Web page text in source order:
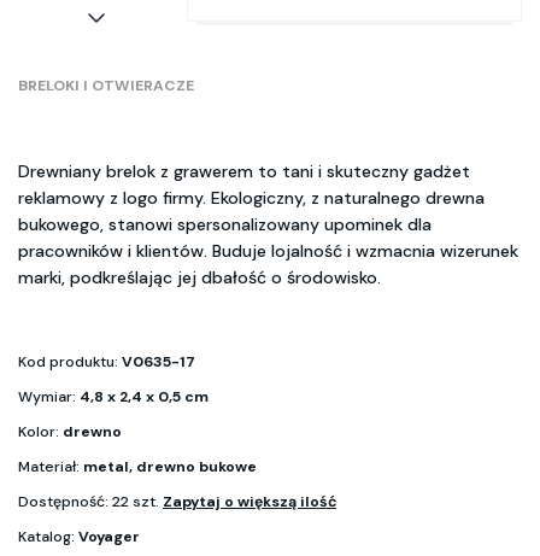
BRELOKI I OTWIERACZE
Drewniany brelok z grawerem to tani i skuteczny gadżet
reklamowy z logo firmy. Ekologiczny, z naturalnego drewna
bukowego, stanowi spersonalizowany upominek dla
pracowników i klientów. Buduje lojalność i wzmacnia wizerunek
marki, podkreślając jej dbałość o środowisko.
Kod produktu: V0635-17
Wymiar: 4,8 x 2,4 x 0,5 cm
Kolor: drewno
Materiał: metal, drewno bukowe
Dostępność: 22 szt. Zapytaj o większą ilość
Katalog: Voyager